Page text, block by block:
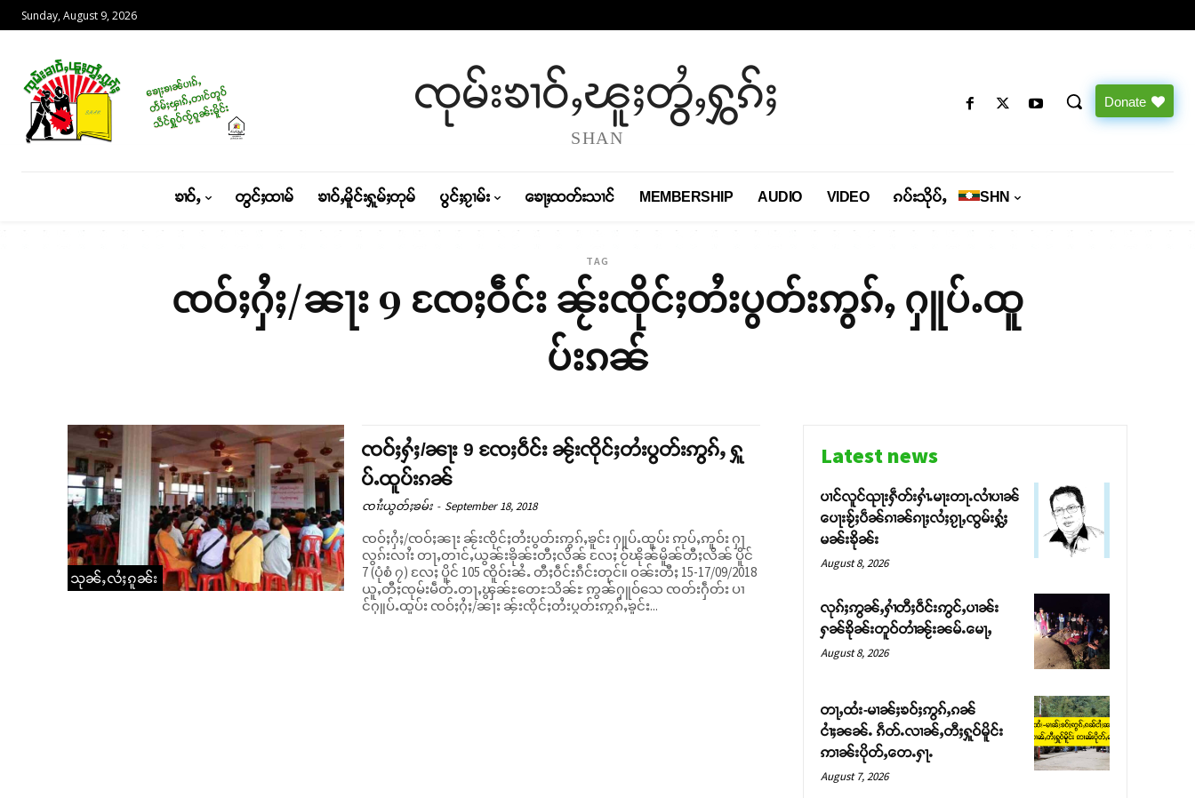
Sunday, August 9, 2026
ၸုမ်းၶၢဝ်ႇၽူႈတွႆႇႁွၵ်ႈ
SHAN
Donate
ၶၢဝ်ႇ တွင်ႈထၢမ် ၶၢဝ်ႇမိူင်းႁူမ်ႈတုမ် ပွင်ႈၵႂၢမ်း ၶေႃႈထတ်းသၢင် MEMBERSHIP AUDIO VIDEO ၵပ်းသိုပ်ႇ SHN
TAG
ၸဝ်ႈႁႆႈ/ၼႃး 9 ၸႄႈဝဵင်း ၼႂ်းၸိုင်ႈတႆးပွတ်းဢွၵ်ႇ ႁူပ်ႉထူ
ပ်းၵၼ်
သုၼ်ႇလႆႈၵူၼ်း
ၸဝ်ႈႁႆႈ/ၼႃး 9 ၸႄႈဝဵင်း ၼႂ်းၸိုင်ႈတႆးပွတ်းဢွၵ်ႇ ႁူ
ပ်ႉထူပ်းၵၼ်
ၸၢႆးယွတ်ႈၶမ်း - September 18, 2018
ၸဝ်ႈႁႆႈ/ၸဝ်ႈၼႃး ၼႂ်းၸိုင်ႈတႆးပွတ်းဢွၵ်ႇၶူင်း ႁူပ်ႉထူပ်း ဢုပ်ႇဢူဝ်း ႁႃ
လွၵ်းလၢႆး တႃႇတၢင်ႇယွၼ်းၶိုၼ်းတီႈလိၼ် လႄႈ ဝႂ်ၽိုၼ်မိူၼ်တီႈလိၼ် ပိူင်
7 (ပုံစံ ၇) လႄႈ ပိူင် 105 ၸိူဝ်းၼႆႉ တီႈဝဵင်းၵဵင်းတုင်။ ဝၼ်းတီႈ 15-17/09/2018
ယူႇတီႈၸုမ်းမဵတ်ႉတႃႇၾွၼ်ႊတေႊသိၼ်ႊ ဢွၼ်ႁူဝ်သေ ၸတ်းႁဵတ်း ပၢ
င်ႁူပ်ႉထူပ်း ၸဝ်ႈႁႆႈ/ၼႃး ၼႂ်းၸိုင်ႈတႆးပွတ်းဢွၵ်ႇၶူင်း...
Latest news
ပၢင်လူင်ၺႃးႁဵတ်းႁၢႆႉမႃးတႃႉလၢႆပၢၼ် ​​
ပေႃးၶႂ်ႈပဵၼ်ၵၢၼ်ၵႃႈလႆႈၵႂႃႇၸွမ်းႁွႆႈ
မၼ်းၶိုၼ်း
August 8, 2026
လုၵ်ႈဢွၼ်ႇႁၢႆတီႈဝဵင်းဢွင်ႇပၢၼ်း
ႁၼ်ၶိုၼ်းတူဝ်တၢႆၼႂ်းၼမ်ႉမေႃႇ
August 8, 2026
တႃႇထႆး-မၢၼ်ႈၶဝ်ႈဢွၵ်ႇၵၼ်
ငၢႆႈၼၼ်ႉ ၵဵတ်ႉလၢၼ်ႇတီႈႁူဝ်မိူင်း
ဢၢၼ်းပိုတ်ႇတေႉႁႃႉ
August 7, 2026